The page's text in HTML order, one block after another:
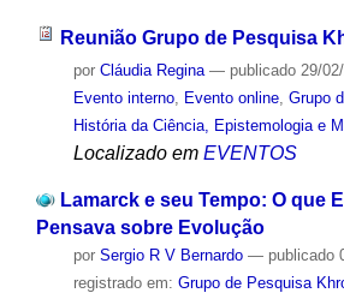
Reunião Grupo de Pesquisa
por Cláudia Regina — publicado29/
Evento interno, Evento online, Grupo
História da Ciência, Epistemologia e
Localizado em EVENTOS
Lamarck e seu Tempo: O que
Pensava sobre Evolução
por Sergio R V Bernardo — publicado
registrado em: Grupo de Pesquisa